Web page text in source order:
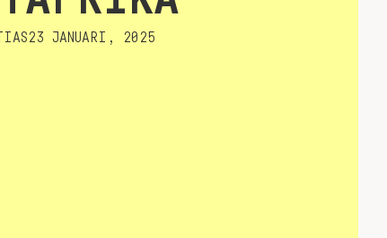
23 JANUARI, 2025